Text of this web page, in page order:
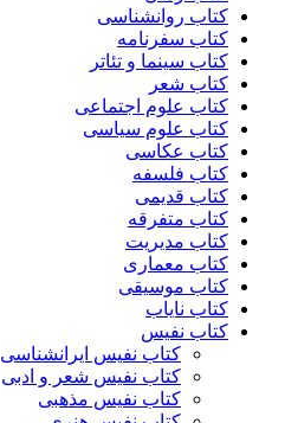
کتاب روانشناسی
کتاب سفرنامه
کتاب سینما و تئاتر
کتاب شعر
کتاب علوم اجتماعی
کتاب علوم سیاسی
کتاب عکاسی
کتاب فلسفه
کتاب قدیمی
کتاب متفرقه
کتاب مدیریت
کتاب معماری
کتاب موسیقی
کتاب نایاب
کتاب نفیس
کتاب نفیس ایرانشناسی
کتاب نفیس شعر و ادبی
کتاب نفیس مذهبی